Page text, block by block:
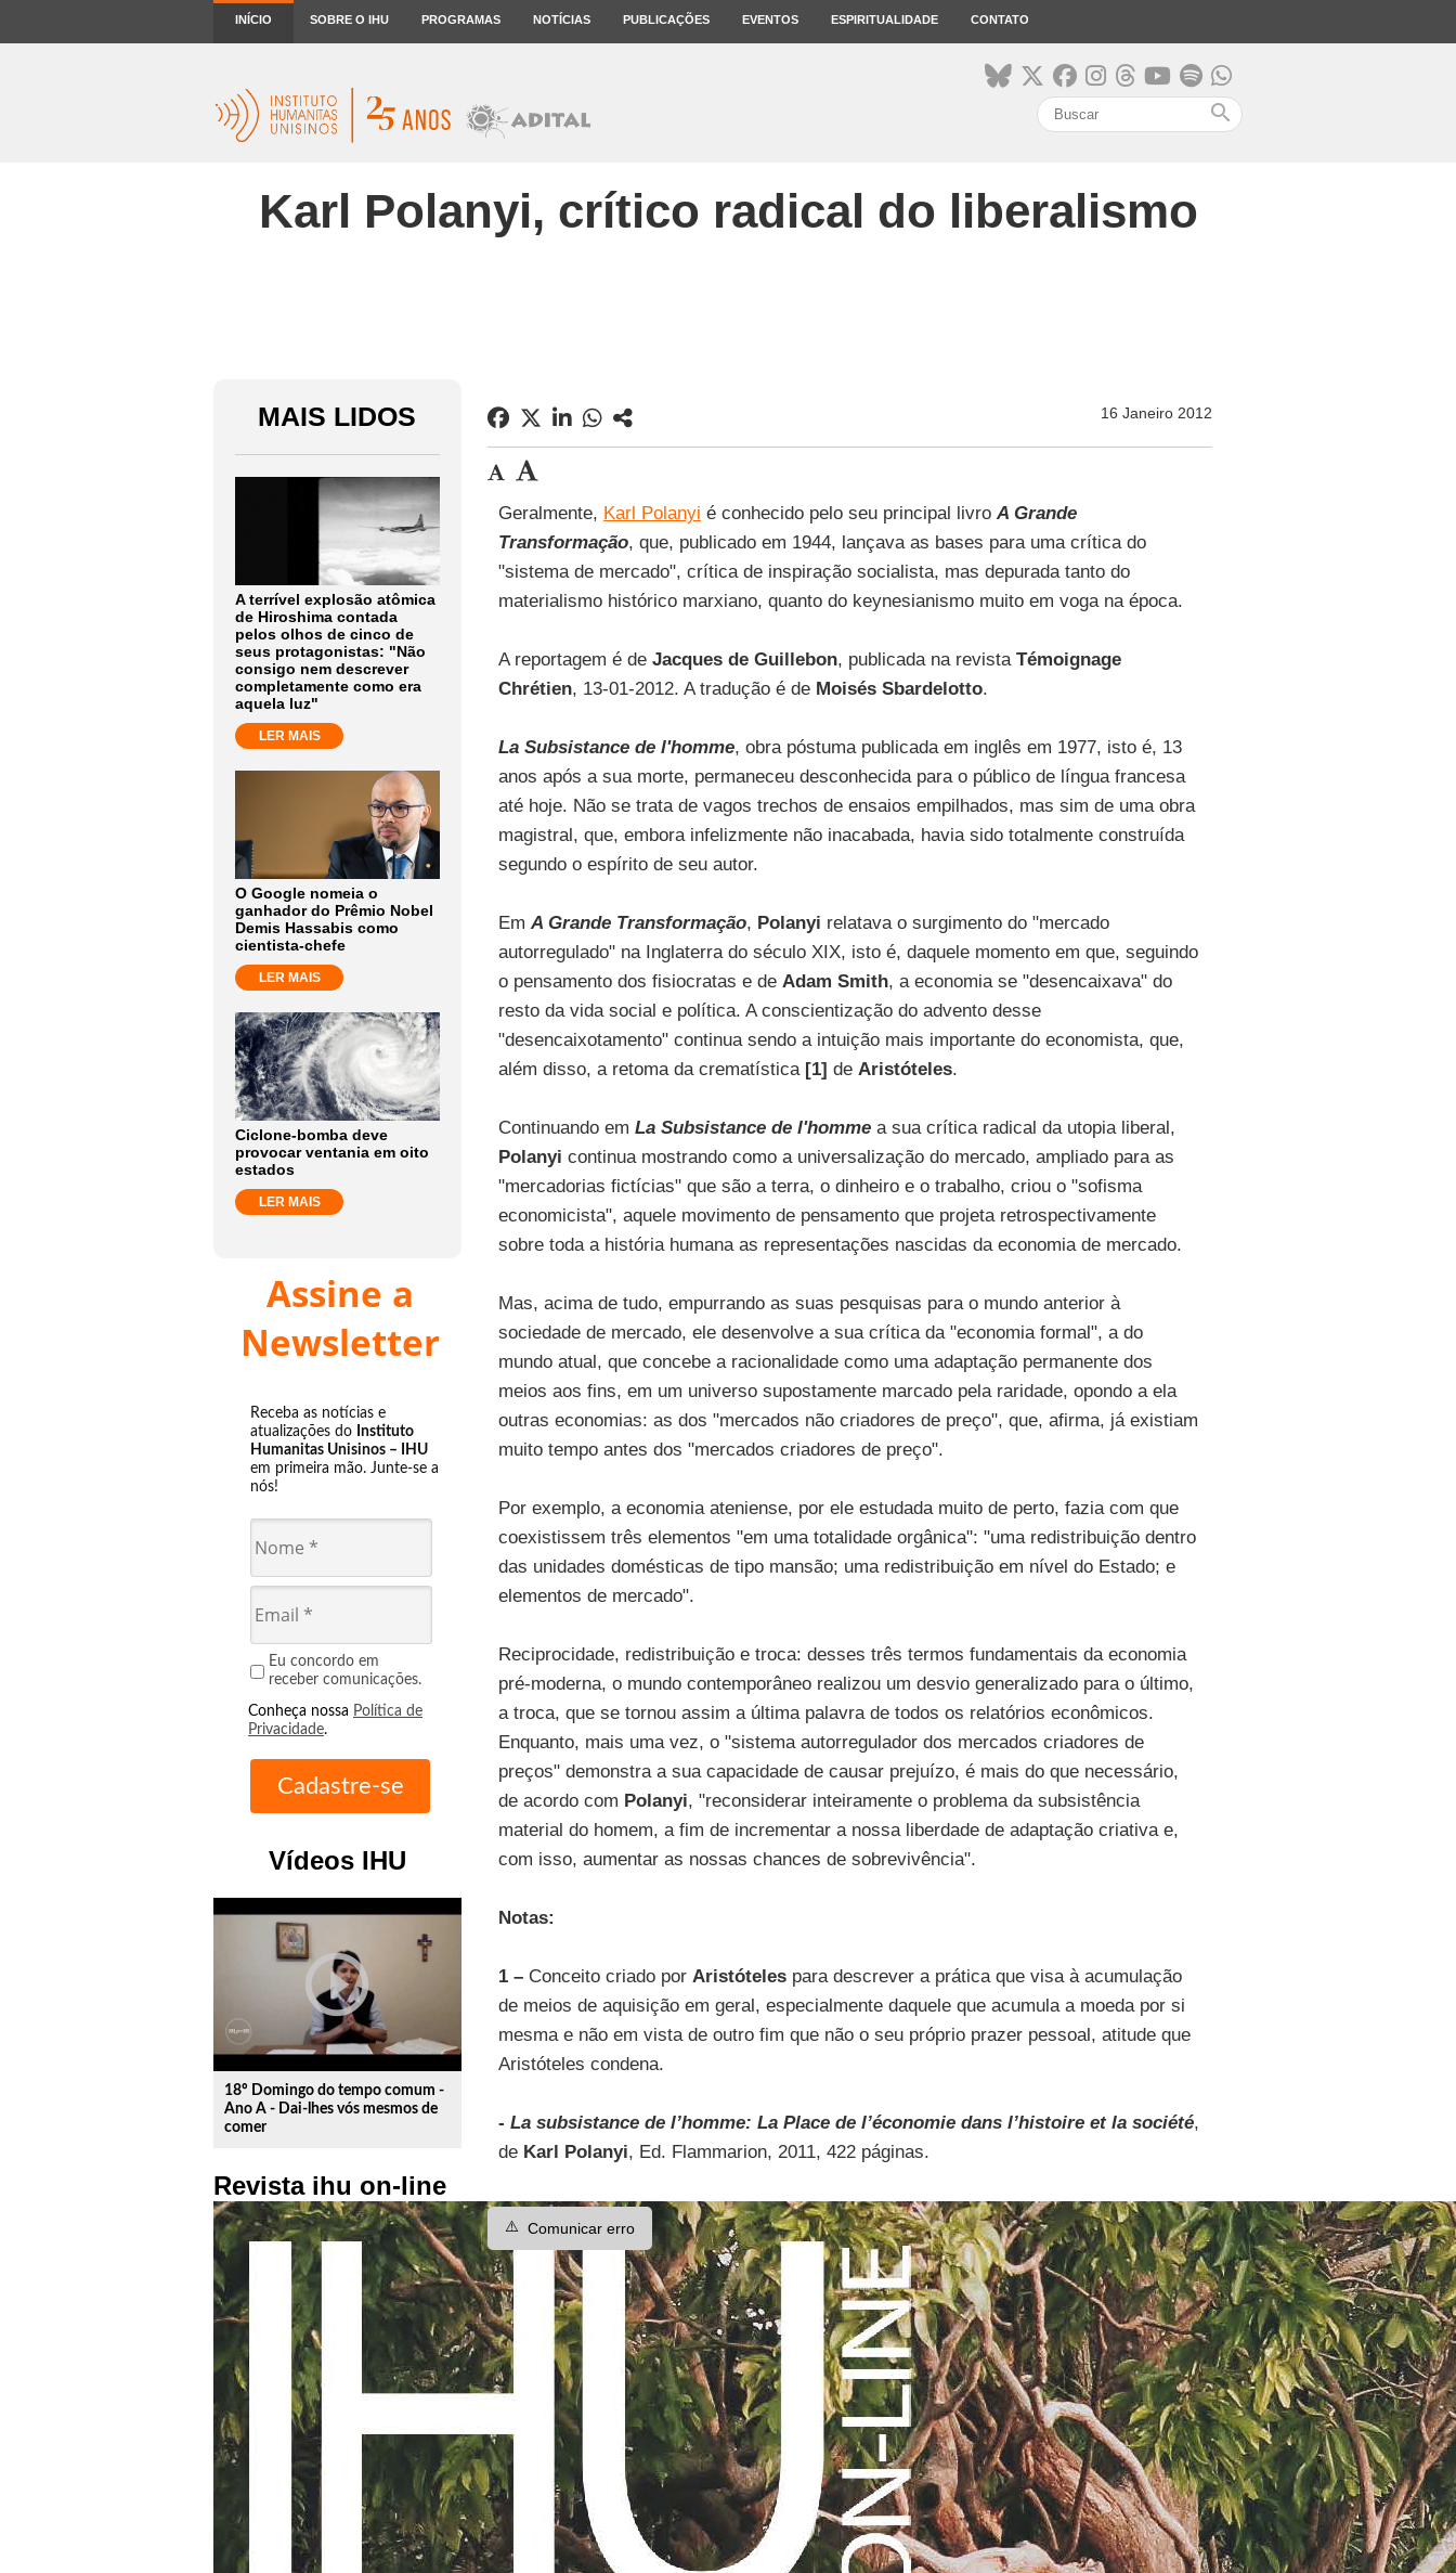
INÍCIO SOBRE O IHU PROGRAMAS NOTÍCIAS PUBLICAÇÕES EVENTOS ESPIRITUALIDADE CONTATO
search
Karl Polanyi, crítico radical do liberalismo
MAIS LIDOS
A terrível explosão atômica
de Hiroshima contada
pelos olhos de cinco de
seus protagonistas: "Não
consigo nem descrever
completamente como era
aquela luz"
LER MAIS
O Google nomeia o
ganhador do Prêmio Nobel
Demis Hassabis como
cientista-chefe
LER MAIS
Ciclone-bomba deve
provocar ventania em oito
estados
LER MAIS
Assine a
Newsletter
Receba as notícias e
atualizações do Instituto
Humanitas Unisinos – IHU
em primeira mão. Junte-se a
nós!
Eu concordo em
receber comunicações.
Conheça nossa Política de
Privacidade.
Vídeos IHU
play_circle_outline
18º Domingo do tempo comum -
Ano A - Dai-lhes vós mesmos de
comer
Revista ihu on-line
16 Janeiro 2012
Geralmente, Karl Polanyi é conhecido pelo seu principal livro A Grande
Transformação, que, publicado em 1944, lançava as bases para uma crítica do
"sistema de mercado", crítica de inspiração socialista, mas depurada tanto do
materialismo histórico marxiano, quanto do keynesianismo muito em voga na época.
A reportagem é de Jacques de Guillebon, publicada na revista Témoignage
Chrétien, 13-01-2012. A tradução é de Moisés Sbardelotto.
La Subsistance de l'homme, obra póstuma publicada em inglês em 1977, isto é, 13
anos após a sua morte, permaneceu desconhecida para o público de língua francesa
até hoje. Não se trata de vagos trechos de ensaios empilhados, mas sim de uma obra
magistral, que, embora infelizmente não inacabada, havia sido totalmente construída
segundo o espírito de seu autor.
Em A Grande Transformação, Polanyi relatava o surgimento do "mercado
autorregulado" na Inglaterra do século XIX, isto é, daquele momento em que, seguindo
o pensamento dos fisiocratas e de Adam Smith, a economia se "desencaixava" do
resto da vida social e política. A conscientização do advento desse
"desencaixotamento" continua sendo a intuição mais importante do economista, que,
além disso, a retoma da crematística[1] de Aristóteles.
Continuando em La Subsistance de l'hommea sua crítica radical da utopia liberal,
Polanyi continua mostrando como a universalização do mercado, ampliado para as
"mercadorias fictícias" que são a terra, o dinheiro e o trabalho, criou o "sofisma
economicista", aquele movimento de pensamento que projeta retrospectivamente
sobre toda a história humana as representações nascidas da economia de mercado.
Mas, acima de tudo, empurrando as suas pesquisas para o mundo anterior à
sociedade de mercado, ele desenvolve a sua crítica da "economia formal", a do
mundo atual, que concebe a racionalidade como uma adaptação permanente dos
meios aos fins, em um universo supostamente marcado pela raridade, opondo a ela
outras economias: as dos "mercados não criadores de preço", que, afirma, já existiam
muito tempo antes dos "mercados criadores de preço".
Por exemplo, a economia ateniense, por ele estudada muito de perto, fazia com que
coexistissem três elementos "em uma totalidade orgânica": "uma redistribuição dentro
das unidades domésticas de tipo mansão; uma redistribuição em nível do Estado; e
elementos de mercado".
Reciprocidade, redistribuição e troca: desses três termos fundamentais da economia
pré-moderna, o mundo contemporâneo realizou um desvio generalizado para o último,
a troca, que se tornou assim a última palavra de todos os relatórios econômicos.
Enquanto, mais uma vez, o "sistema autorregulador dos mercados criadores de
preços" demonstra a sua capacidade de causar prejuízo, é mais do que necessário,
de acordo com Polanyi, "reconsiderar inteiramente o problema da subsistência
material do homem, a fim de incrementar a nossa liberdade de adaptação criativa e,
com isso, aumentar as nossas chances de sobrevivência".
Notas:
1 –Conceito criado por Aristóteles para descrever a prática que visa à acumulação
de meios de aquisição em geral, especialmente daquele que acumula a moeda por si
mesma e não em vista de outro fim que não o seu próprio prazer pessoal, atitude que
Aristóteles condena.
- La subsistance de l’homme: La Place de l’économie dans l’histoire et la société,
de Karl Polanyi, Ed. Flammarion, 2011, 422 páginas.
⚠️ Comunicar erro